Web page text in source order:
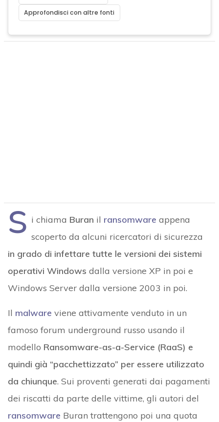
Approfondisci con altre fonti
S i chiama Buran il ransomware appena
scoperto da alcuni ricercatori di sicurezza
in grado di infettare tutte le versioni dei sistemi
operativi Windows dalla versione XP in poi e
Windows Server dalla versione 2003 in poi.
Il malware viene attivamente venduto in un
famoso forum underground russo usando il
modello Ransomware-as-a-Service (RaaS) e
quindi già “pacchettizzato” per essere utilizzato
da chiunque. Sui proventi generati dai pagamenti
dei riscatti da parte delle vittime, gli autori del
ransomware Buran trattengono poi una quota